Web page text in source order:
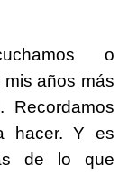
o
años más
Recordamos
hacer. Y es
de lo que